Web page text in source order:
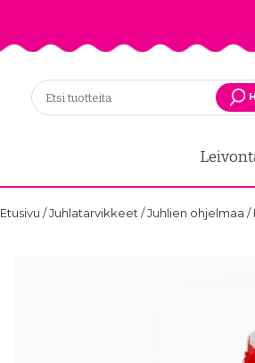
Etusivu /Juhlatarvikkeet /Juhlien ohjelmaa /